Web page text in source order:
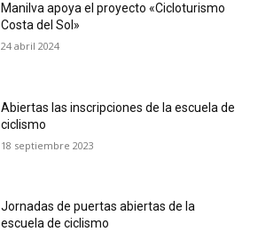
Manilva apoya el proyecto «Cicloturismo
Costa del Sol»
24 abril 2024
Abiertas las inscripciones de la escuela de
ciclismo
18 septiembre 2023
Jornadas de puertas abiertas de la
escuela de ciclismo